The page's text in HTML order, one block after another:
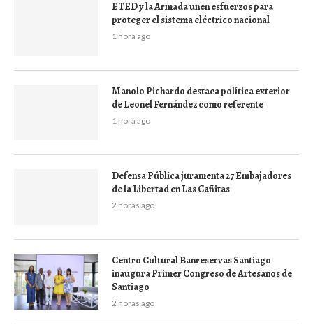
ETED y la Armada unen esfuerzos para
proteger el sistema eléctrico nacional
1 hora ago
Manolo Pichardo destaca política exterior
de Leonel Fernández como referente
1 hora ago
Defensa Pública juramenta 27 Embajadores
de la Libertad en Las Cañitas
2 horas ago
Centro Cultural Banreservas Santiago
inaugura Primer Congreso de Artesanos de
Santiago
2 horas ago